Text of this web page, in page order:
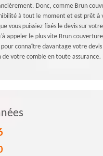
Donc, comme Brun
à tout le moment et est prêt à
vous puissiez fixés le devis sur
appeler le plus vite Brun
connaître davantage votre
votre comble en toute assurance.